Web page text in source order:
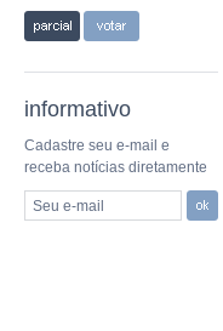
informativo
Cadastre seu e-mail e
receba notícias diretamente
Seu e-mail